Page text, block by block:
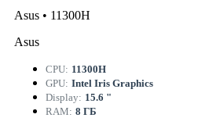
Asus • 11300H
Asus
CPU: 11300H
GPU: Intel Iris Graphics
Display: 15.6 "
RAM: 8 ГБ